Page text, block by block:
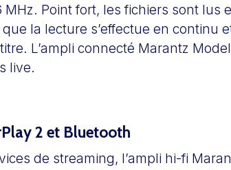
MHz. Point fort, les fichiers sont lus
la lecture s’effectue en continu
L’ampli connecté Marantz
live.
2 et Bluetooth
de streaming, l’ampli hi-fi